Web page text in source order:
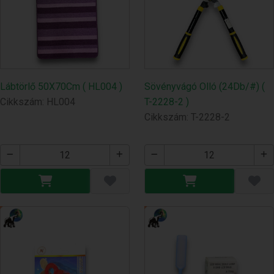
Lábtörlő 50X70Cm ( HL004 )
Cikkszám: HL004
Sövényvágó Olló (24Db/#) (
T-2228-2 )
Cikkszám: T-2228-2